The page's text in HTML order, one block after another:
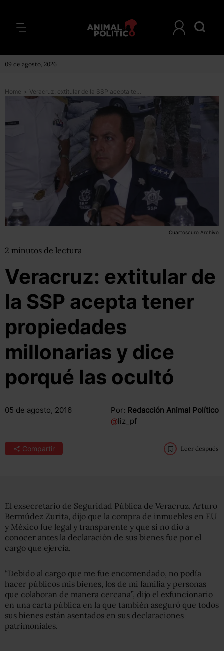
09 de agosto, 2026
Home > Veracruz: extitular de la SSP acepta tener propiedades millonarias y dice porqué las ocultó
Cuartoscuro Archivo
2 minutos de lectura
Veracruz: extitular de
la SSP acepta tener
propiedades
millonarias y dice
porqué las ocultó
05 de agosto, 2016 Por: Redacción Animal Político
@liz_pf
Compartir Leer después
El exsecretario de Seguridad Pública de Veracruz, Arturo
Bermúdez Zurita, dijo que la compra de inmuebles en EU
y México fue legal y transparente y que si no dio a
conocer antes la declaración de sus bienes fue por el
cargo que ejercía.
“Debido al cargo que me fue encomendado, no podía
hacer públicos mis bienes, los de mi familia y personas
que colaboran de manera cercana”, dijo el exfuncionario
en una carta pública en la que también aseguró que todos
sus bienes están asentados en sus declaraciones
patrimoniales.